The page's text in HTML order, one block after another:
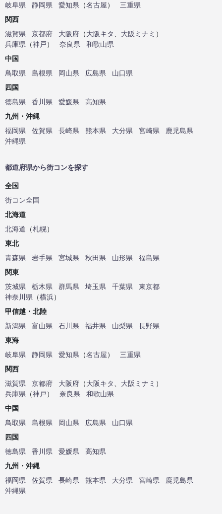
岐阜県
静岡県 愛知県 （名古屋）
三重県
関西
滋賀県
京都府 大阪府 （大阪キタ 大阪ミナミ ）
兵庫県 （神戸） 奈良県
和歌山県
中国
鳥取県
島根県 岡山県 広島県
山口県
四国
徳島県
香川県 愛媛県
高知県
九州・沖縄
福岡県
佐賀県 長崎県 熊本県 大分県 宮崎県
鹿児島県
沖縄県
都道府県から街コンを探す
全国
街コン全国
北海道
北海道 （札幌）
東北
青森県
岩手県 宮城県 秋田県 山形県
福島県
関東
茨城県
栃木県 群馬県 埼玉県 千葉県
東京都
神奈川県 （横浜）
甲信越・北陸
新潟県
富山県 石川県 福井県 山梨県
長野県
東海
岐阜県
静岡県 愛知県 （名古屋）
三重県
関西
滋賀県
京都府 大阪府 （大阪キタ 大阪ミナミ ）
兵庫県 （神戸） 奈良県
和歌山県
中国
鳥取県
島根県 岡山県 広島県
山口県
四国
徳島県
香川県 愛媛県
高知県
九州・沖縄
福岡県
佐賀県 長崎県 熊本県 大分県 宮崎県
鹿児島県
沖縄県